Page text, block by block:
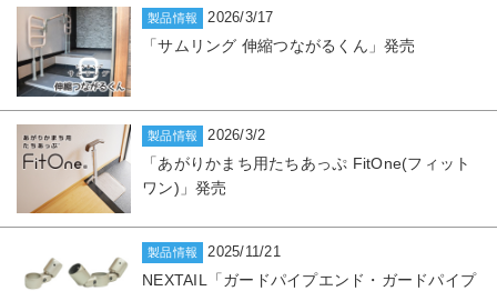
製品情報 2026/3/17
「サムリング 伸縮つながるくん」発売
製品情報 2026/3/2
「あがりかまち用たちあっぷ FitOne(フィット
ワン)」発売
製品情報 2025/11/21
NEXTAIL「ガードパイプエンド・ガードパイプ